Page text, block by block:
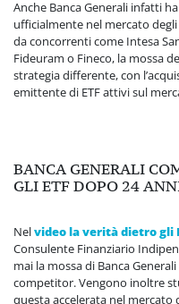
Anche Banca Generali infatti
ufficialmente nel mercato
da concorrenti come Intesa
Fideuram o Fineco, la mossa
strategia differente, con
emittente di ETF attivi sul
BANCA GENERALI
GLI ETF DOPO 24
Nelvideola verità dietro gli
Consulente Finanziario
mai la mossa di Banca
competitor. Vengono inoltre
questa accelerata nel